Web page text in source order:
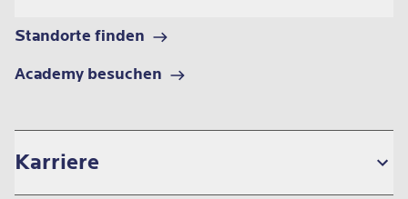
Standorte finden
Academy besuchen
Karriere